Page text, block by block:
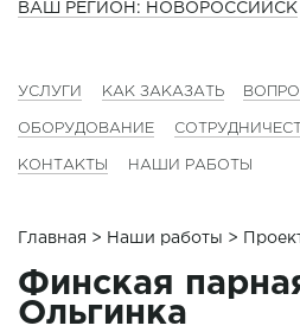
ВАШ РЕГИОН: НОВОРОССИЙСК
УСЛУГИ КАК ЗАКАЗАТЬ
ОБОРУДОВАНИЕ
КОНТАКТЫ НАШИ РАБОТЫ
Главная > Наши работы >
Финская
Ольгинка